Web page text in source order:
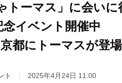
トーマス」に会い
念イベント開催中
都にトーマスが登場
ト 2025年4月24日 11:00